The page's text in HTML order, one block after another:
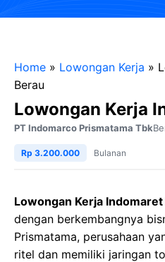
Home » Lowongan Kerja »
Berau
Lowongan Kerja
PT Indomarco Prismatama Tbk
Rp 3.200.000 Bulanan
Lowongan Kerja
dengan berkembangnya
Prismatama, perusahaan
ritel dan memiliki jaringan